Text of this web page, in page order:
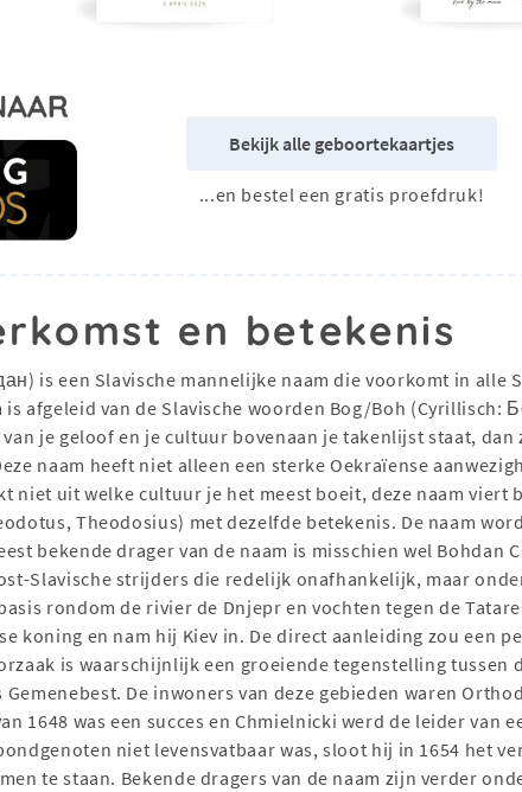
Bekijk alle geboortekaartjes
...en bestel een gratis proefdruk!
en betekenis
is een Slavische mannelijke naam die voorkomt in alle
is afgeleid van de Slavische woorden Bog/Boh
je geloof en je cultuur bovenaan je takenlijst staat,
naam heeft niet alleen een sterke Oekraïense
niet uit welke cultuur je het meest boeit, deze naam viert
Theodosius) met dezelfde betekenis. De naam
bekende drager van de naam is misschien wel Bohdan
Slavische strijders die redelijk onafhankelijk, maar
rondom de rivier de Dnjepr en vochten tegen de
koning en nam hij Kiev in. De direct aanleiding zou een
is waarschijnlijk een groeiende tegenstelling tussen
De inwoners van deze gebieden waren
1648 was een succes en Chmielnicki werd de leider van
niet levensvatbaar was, sloot hij in 1654 het
te staan. Bekende dragers van de naam zijn verder